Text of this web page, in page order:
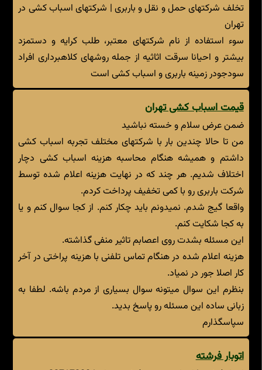
تخلف شرکتهای حمل و نقل و باربری | شرکتهای اسباب کشی در
تهران
سوء استفاده از نام شرکتهای معتبر، طلب کرایه و دستمزد
بیشتر و احیانا سرقت اثاثیه از جمله روشهای کلاهبرداری افراد
سودجودر زمینه باربری و اسباب کشی است
قیمت اسباب کشی تهران
ضمن عرض سلام و خسته نباشید
من تا حالا چندین بار با شرکتهای مختلف تجربه اسباب کشی
داشتم و همیشه هنگام محاسبه هزینه اسباب کشی دچار
اختلاف شدیم. هر چند که در نهایت هزینه اعلام شده توسط
شرکت باربری رو با کمی تخفیف پرداخت کردم.
واقعا گیج شدم. نمیدونم باید چکار کنم. از کجا سوال کنم و یا
به کجا شکایت کنم.
این مسئله بشدت روی اعصابم تاثیر منفی گذاشته.
هزینه اعلام شده در هنگام تماس تلفنی با هزینه پراختی در آخر
کار اصلا جور در نمیاد.
بنظرم این سوال میتونه سوال بسیاری از مردم باشه. لطفا به
زبانی ساده این مسئله رو پاسخ بدید.
سپاسگذارم
اتوبار فرشته